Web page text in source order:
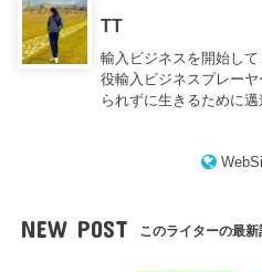
TT
輸入ビジネスを開始し
役輸入ビジネスプレー
られずに生きるために邁
NEW POST このライターの最新